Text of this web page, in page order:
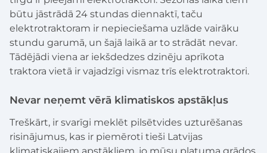
būtu jāstrādā 24 stundas diennaktī, taču
elektrotraktoram ir nepieciešama uzlāde vairāku
stundu garumā, un šajā laikā ar to strādāt nevar.
Tādējādi viena ar iekšdedzes dzinēju aprīkota
traktora vietā ir vajadzīgi vismaz trīs elektrotraktori.
Nevar neņemt vērā klimatiskos apstākļus
Treškārt, ir svarīgi meklēt pilsētvides uzturēšanas
risinājumus, kas ir piemēroti tieši Latvijas
klimatiskajiem apstākļiem, jo mūsu platuma grādos